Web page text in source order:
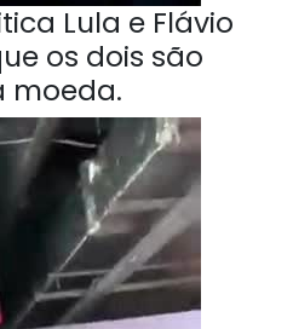
Lula e Flávio
os dois são
moeda.